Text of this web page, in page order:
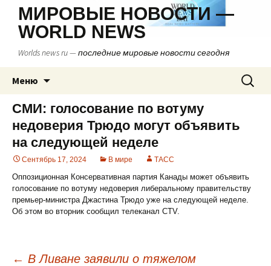
МИРОВЫЕ НОВОСТИ —
WORLD NEWS
Worlds news ru — последние мировые новости сегодня
Меню
содержимому
Найти:
СМИ: голосование по вотуму
недоверия Трюдо могут объявить
на следующей неделе
Сентябрь 17, 2024 В мире ТАСС
Оппозиционная Консервативная партия Канады может объявить
голосование по вотуму недоверия либеральному правительству
премьер-министра Джастина Трюдо уже на следующей неделе.
Об этом во вторник сообщил телеканал CTV.
← В Ливане заявили о тяжелом